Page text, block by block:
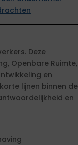
Deze
Openbare Ruimte,
en
lijnen binnen de
en